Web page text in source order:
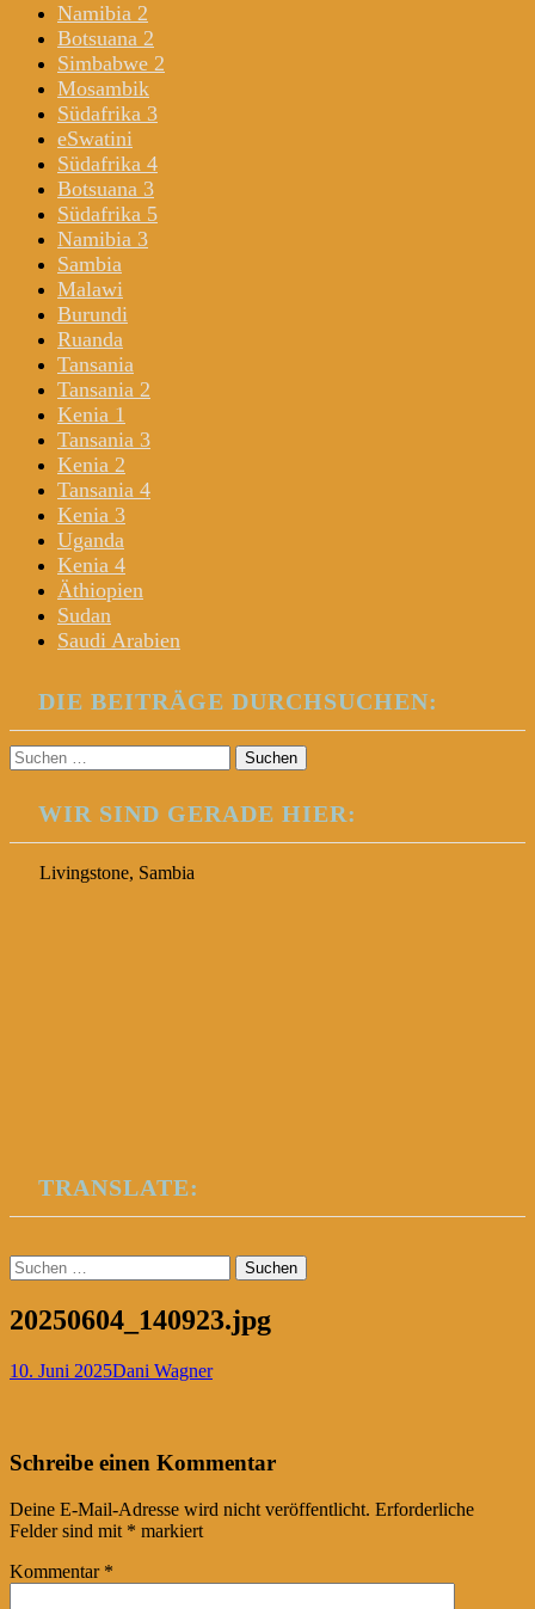
Namibia 2
Botsuana 2
Simbabwe 2
Mosambik
Südafrika 3
eSwatini
Südafrika 4
Botsuana 3
Südafrika 5
Namibia 3
Sambia
Malawi
Burundi
Ruanda
Tansania
Tansania 2
Kenia 1
Tansania 3
Kenia 2
Tansania 4
Kenia 3
Uganda
Kenia 4
Äthiopien
Sudan
Saudi Arabien
DIE BEITRÄGE DURCHSUCHEN:
Suchen
nach:
WIR SIND GERADE HIER:
Livingstone, Sambia
TRANSLATE:
Suchen
nach:
20250604_140923.jpg
10. Juni 2025Dani Wagner
Post
navigation
←
Schreibe einen Kommentar
Deine E-Mail-Adresse wird nicht veröffentlicht. Erforderliche
Felder sind mit * markiert
Kommentar *